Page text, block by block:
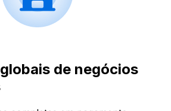
de negócios